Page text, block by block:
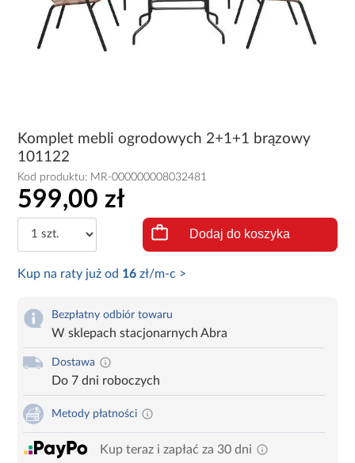
Komplet mebli ogrodowych 2+1+1 brązowy
101122
Kod produktu: MR-000000008032481
599,00 zł
Dodaj do koszyka
Kup na raty już od 16 zł/m-c >
Bezpłatny odbiór towaru
W sklepach stacjonarnych Abra
Dostawa
Do 7 dni roboczych
Metody płatności
Kup teraz i zapłać za 30 dni